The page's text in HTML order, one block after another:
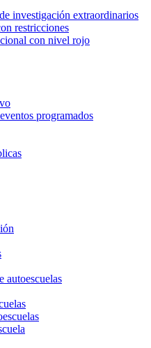
investigación extraordinarios
restricciones
con nivel rojo
programados
autoescuelas